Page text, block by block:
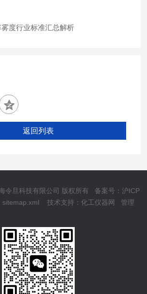
度行业标准汇总解析
返回列表
令旦科技有限公司 版权所有 备案号：沪ICP
sitemap.xml 技术支持：化工仪器网
管理